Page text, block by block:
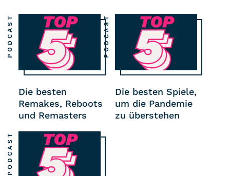
Die besten
Remakes, Reboots
und Remasters
PODCAST
Die besten Spiele,
um die Pandemie
zu überstehen
PODCAST
PODCAST